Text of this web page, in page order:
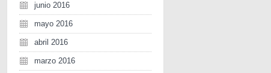
junio 2016
mayo 2016
abril 2016
marzo 2016